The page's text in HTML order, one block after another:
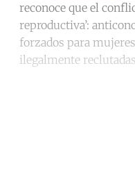
reconoce que el
reproductiva’:
forzados para
ilegalmente